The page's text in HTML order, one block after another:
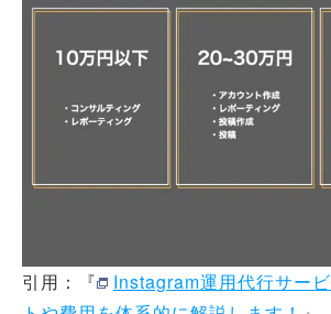
引用：『
Instagram運用代行サー